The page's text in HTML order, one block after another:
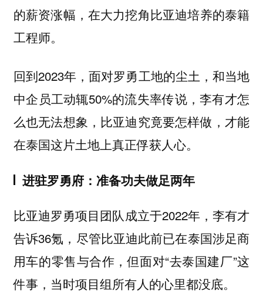
的薪资涨幅，在大力挖角比亚迪培养的泰籍
工程师。
回到2023年，面对罗勇工地的尘土，和当地
中企员工动辄50%的流失率传说，李有才怎
么也无法想象，比亚迪究竟要怎样做，才能
在泰国这片土地上真正俘获人心。
进驻罗勇府：准备功夫做足两年
比亚迪罗勇项目团队成立于2022年，李有才
告诉36氪，尽管比亚迪此前已在泰国涉足商
用车的零售与合作，但面对“去泰国建厂”这
件事，当时项目组所有人的心里都没底。